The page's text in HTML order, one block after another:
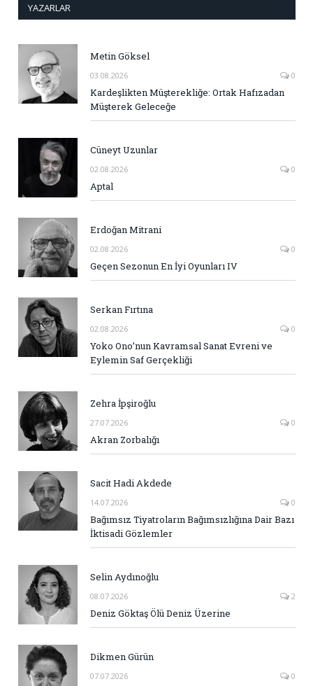
YAZARLAR
Metin Göksel
03.08.2026 0
Kardeşlikten Müşterekliğe: Ortak Hafızadan
Müşterek Geleceğe
Cüneyt Uzunlar
02.08.2026 0
Aptal
Erdoğan Mitrani
02.08.2026 0
Geçen Sezonun En İyi Oyunları IV
Serkan Fırtına
02.08.2026 0
Yoko Ono’nun Kavramsal Sanat Evreni ve
Eylemin Saf Gerçekliği
Zehra İpşiroğlu
27.07.2026 0
Akran Zorbalığı
Sacit Hadi Akdede
14.07.2026 0
Bağımsız Tiyatroların Bağımsızlığına Dair Bazı
İktisadi Gözlemler
Selin Aydınoğlu
08.07.2026 2
Deniz Göktaş Ölü Deniz Üzerine
Dikmen Gürün
07.07.2026 0